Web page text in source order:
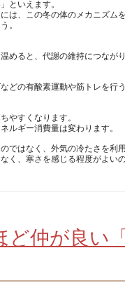
」といえます。
は、この冬の体のメカニズム
。
温めると、代謝の維持につな
どの有酸素運動や筋トレを
やすくなります。
ネルギー消費量は変わります
のではなく、外気の冷たさを
く、寒さを感じる程度がよい
ど仲が良い